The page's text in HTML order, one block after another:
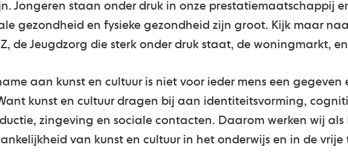
Jongeren staan onder druk in onze prestatiemaatschappij
gezondheid en fysieke gezondheid zijn groot. Kijk maar
de Jeugdzorg die sterk onder druk staat, de woningmarkt,
aan kunst en cultuur is niet voor ieder mens een gegeven
kunst en cultuur dragen bij aan identiteitsvorming,
zingeving en sociale contacten. Daarom werken wij als
van kunst en cultuur in het onderwijs en in de vrije